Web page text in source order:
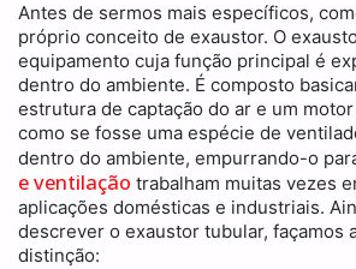
Antes de sermos mais específicos,
próprio conceito de exaustor. O
equipamento cuja função principal é
dentro do ambiente. É composto
estrutura de captação do ar e um
como se fosse uma espécie de
dentro do ambiente, empurrando-o
e ventilação trabalham muitas vezes
aplicações domésticas e industriais.
descrever o exaustor tubular, façamos
distinção: